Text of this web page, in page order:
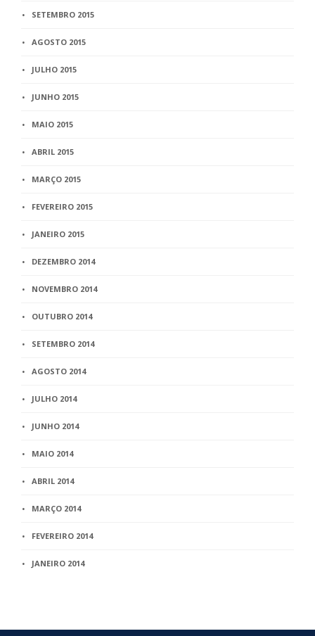
SETEMBRO 2015
AGOSTO 2015
JULHO 2015
JUNHO 2015
MAIO 2015
ABRIL 2015
MARÇO 2015
FEVEREIRO 2015
JANEIRO 2015
DEZEMBRO 2014
NOVEMBRO 2014
OUTUBRO 2014
SETEMBRO 2014
AGOSTO 2014
JULHO 2014
JUNHO 2014
MAIO 2014
ABRIL 2014
MARÇO 2014
FEVEREIRO 2014
JANEIRO 2014